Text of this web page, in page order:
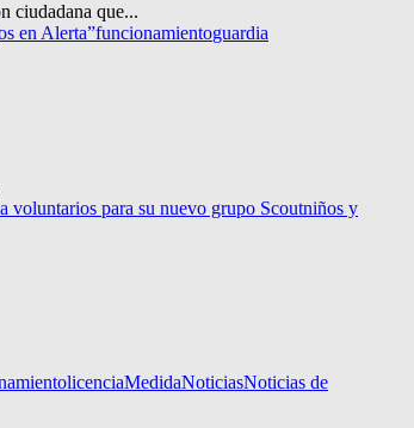
ciudadana que...
en Alerta”funcionamientoguardia
voluntarios para su nuevo grupo Scoutniños y
licenciaMedidaNoticiasNoticias de